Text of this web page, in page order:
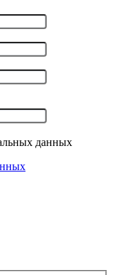
данных